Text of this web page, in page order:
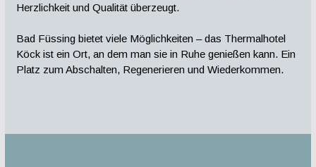
Herzlichkeit und Qualität überzeugt.
Bad Füssing bietet viele Möglichkeiten – das Thermalhotel
Köck ist ein Ort, an dem man sie in Ruhe genießen kann. Ein
Platz zum Abschalten, Regenerieren und Wiederkommen.